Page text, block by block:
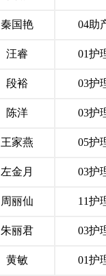
秦国艳 04助
汪睿 01护
段裕 03护
陈洋 03护
王家燕 05护
左金月 03护
周丽仙 11护
朱丽君 03护
黄敏 01护